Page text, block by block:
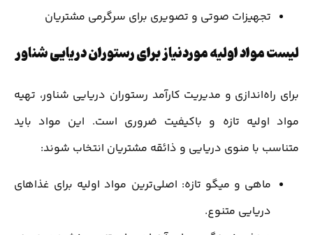
تجهیزات صوتی و تصویری برای سرگرمی مشتریان
لیست مواد اولیه موردنیاز برای رستوران دریایی شناور
برای راه‌اندازی و مدیریت کارآمد رستوران دریایی شناور، تهیه
مواد اولیه تازه و باکیفیت ضروری است. این مواد باید
متناسب با منوی دریایی و ذائقه مشتریان انتخاب شوند:
ماهی و میگو تازه: اصلی‌ترین مواد اولیه برای غذاهای
دریایی متنوع.